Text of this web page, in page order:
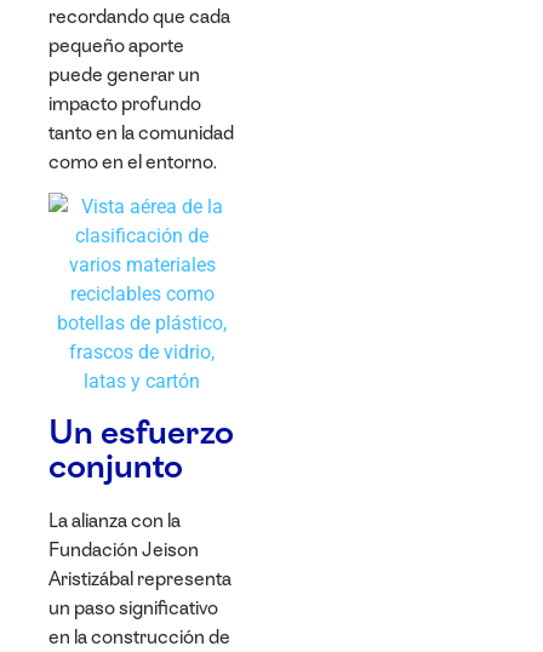
recordando que cada
pequeño aporte
puede generar un
impacto profundo
tanto en la comunidad
como en el entorno.
Un esfuerzo
conjunto
La alianza con la
Fundación Jeison
Aristizábal representa
un paso significativo
en la construcción de